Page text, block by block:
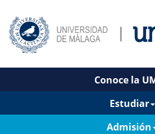
Conoce la
Estudiar
Admisión